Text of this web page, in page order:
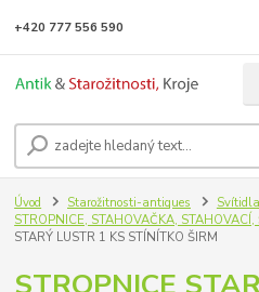
+420 777 556 590
Úvod Starožitnosti-antiques
STROPNICE, STAHOVAČKA,
STARÝ LUSTR 1 KS STÍNÍTKO ŠIRM